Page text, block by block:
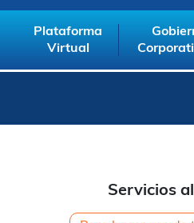
Plataforma
Virtual
Servicios